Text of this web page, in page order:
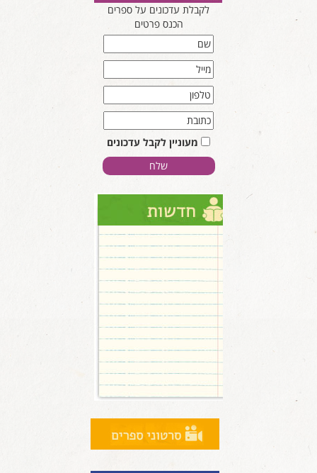
לקבלת עדכונים על ספרים
הכנס פרטים
מעוניין לקבל עדכונים